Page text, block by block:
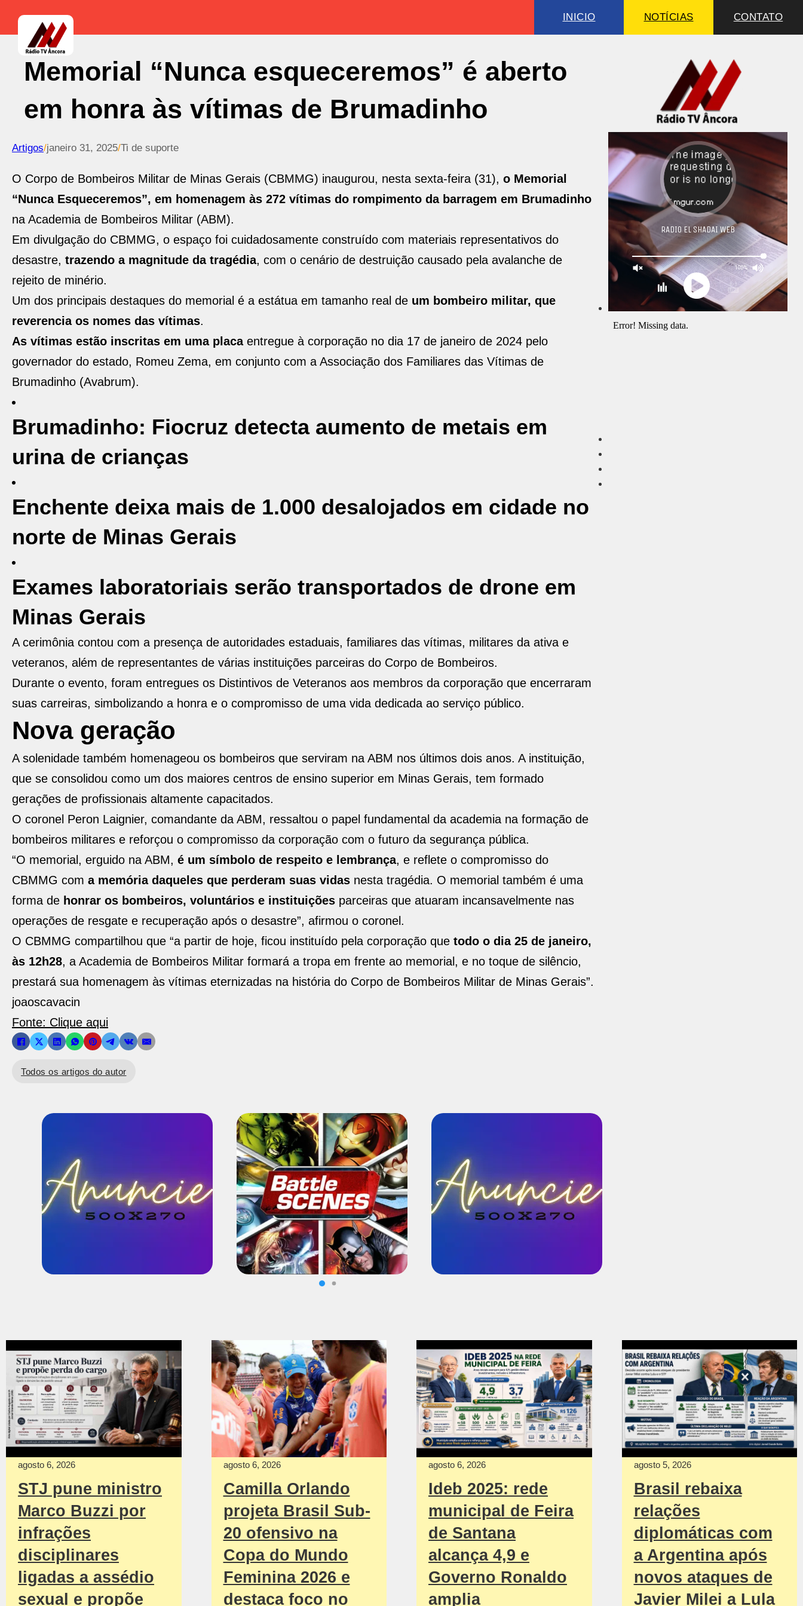
INICIO NOTÍCIAS CONTATO
Memorial “Nunca esqueceremos” é aberto
em honra às vítimas de Brumadinho
Artigos/janeiro 31, 2025/Ti de suporte
O Corpo de Bombeiros Militar de Minas Gerais (CBMMG) inaugurou, nesta sexta-feira (31), o Memorial
“Nunca Esqueceremos”, em homenagem às 272 vítimas do rompimento da barragem em Brumadinho
na Academia de Bombeiros Militar (ABM).
Em divulgação do CBMMG, o espaço foi cuidadosamente construído com materiais representativos do
desastre, trazendo a magnitude da tragédia, com o cenário de destruição causado pela avalanche de
rejeito de minério.
Um dos principais destaques do memorial é a estátua em tamanho real de um bombeiro militar, que
reverencia os nomes das vítimas.
As vítimas estão inscritas em uma placaentregue à corporação no dia 17 de janeiro de 2024 pelo
governador do estado, Romeu Zema, em conjunto com a Associação dos Familiares das Vítimas de
Brumadinho (Avabrum).
Brumadinho: Fiocruz detecta aumento de metais em
urina de crianças
Enchente deixa mais de 1.000 desalojados em cidade no
norte de Minas Gerais
Exames laboratoriais serão transportados de drone em
Minas Gerais
A cerimônia contou com a presença de autoridades estaduais, familiares das vítimas, militares da ativa e
veteranos, além de representantes de várias instituições parceiras do Corpo de Bombeiros.
Durante o evento, foram entregues os Distintivos de Veteranos aos membros da corporação que encerraram
suas carreiras, simbolizando a honra e o compromisso de uma vida dedicada ao serviço público.
Nova geração
A solenidade também homenageou os bombeiros que serviram na ABM nos últimos dois anos. A instituição,
que se consolidou como um dos maiores centros de ensino superior em Minas Gerais, tem formado
gerações de profissionais altamente capacitados.
O coronel Peron Laignier, comandante da ABM, ressaltou o papel fundamental da academia na formação de
bombeiros militares e reforçou o compromisso da corporação com o futuro da segurança pública.
“O memorial, erguido na ABM, é um símbolo de respeito e lembrança, e reflete o compromisso do
CBMMG com a memória daqueles que perderam suas vidas nesta tragédia. O memorial também é uma
forma de honrar os bombeiros, voluntários e instituições parceiras que atuaram incansavelmente nas
operações de resgate e recuperação após o desastre”, afirmou o coronel.
O CBMMG compartilhou que “a partir de hoje, ficou instituído pela corporação que todo o dia 25 de janeiro,
às 12h28, a Academia de Bombeiros Militar formará a tropa em frente ao memorial, e no toque de silêncio,
prestará sua homenagem às vítimas eternizadas na história do Corpo de Bombeiros Militar de Minas Gerais”.
joaoscavacin
Fonte: Clique aqui
Todos os artigos do autor
agosto 6, 2026
STJ pune ministro
Marco Buzzi por
infrações
disciplinares
ligadas a assédio
sexual e propõe
agosto 6, 2026
Camilla Orlando
projeta Brasil Sub-
20 ofensivo na
Copa do Mundo
Feminina 2026 e
destaca foco no
agosto 6, 2026
Ideb 2025: rede
municipal de Feira
de Santana
alcança 4,9 e
Governo Ronaldo
amplia
agosto 5, 2026
Brasil rebaixa
relações
diplomáticas com
a Argentina após
novos ataques de
Javier Milei a Lula